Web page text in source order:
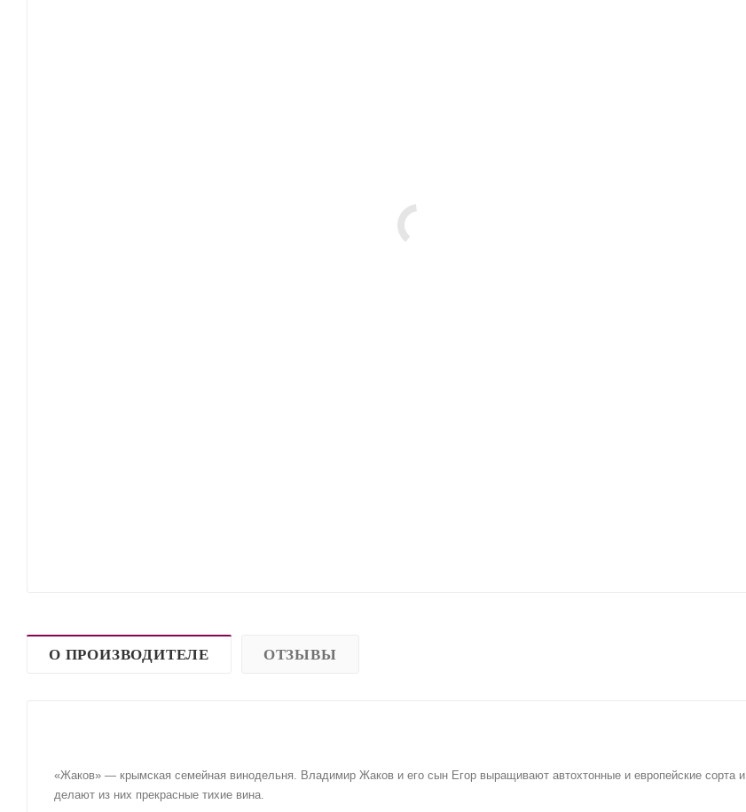
О ПРОИЗВОДИТЕЛЕ ОТЗЫВЫ
«Жаков» — крымская семейная винодельня. Владимир Жаков и его сын Егор выращивают автохтонные и европейские сорта и
делают из них прекрасные тихие вина.